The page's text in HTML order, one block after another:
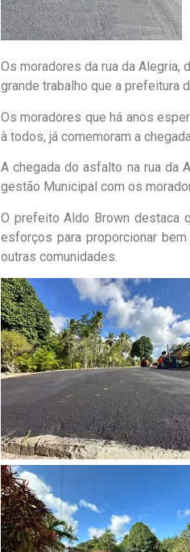
Os moradores da rua da Alegria,
grande trabalho que a prefeitura
Os moradores que há anos
à todos, já comemoram a
A chegada do asfalto na rua da
gestão Municipal com os
O prefeito Aldo Brown destaca
esforços para proporcionar
outras comunidades.